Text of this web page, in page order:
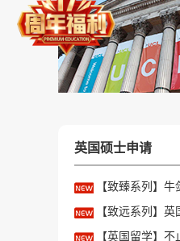
英国硕士申请